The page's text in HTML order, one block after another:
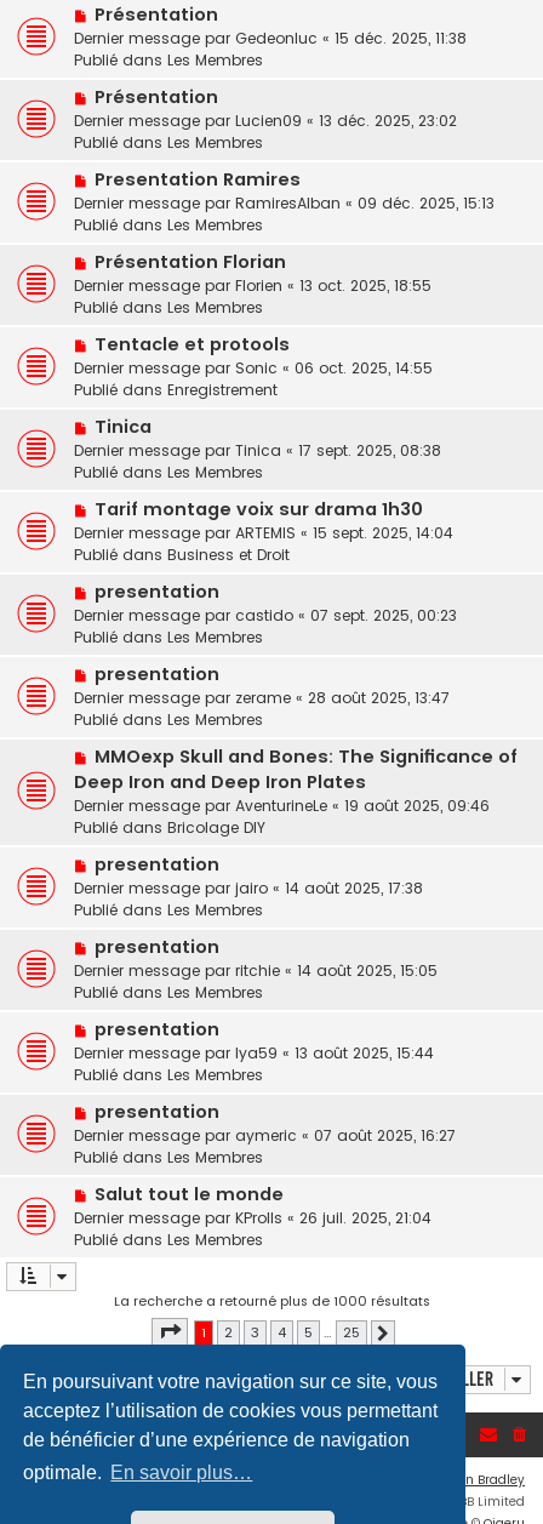
En poursuivant votre navigation sur ce site, vous
acceptez l’utilisation de cookies vous permettant
de bénéficier d’une expérience de navigation
optimale. En savoir plus…
s
s
a
e
e
a
u
e
s
s
a
g
e
N
o
u
e
a
u
e
s
s
a
g
e
Présentation
Dernier message par Gedeonluc « 15 déc. 2025, 11:38
Publié dans Les Membres
N
o
u
e
a
u
e
s
s
a
e
Présentation
Dernier message par Lucien09 « 13 déc. 2025, 23:02
Publié dans Les Membres
N
o
u
e
a
u
s
s
a
e
Presentation Ramires
Dernier message par RamiresAlban « 09 déc. 2025, 15:13
Publié dans Les Membres
N
o
u
e
a
u
s
s
a
e
Présentation Florian
Dernier message par Florien « 13 oct. 2025, 18:55
Publié dans Les Membres
N
o
u
e
a
u
s
s
g
e
Tentacle et protools
Dernier message par Sonic « 06 oct. 2025, 14:55
Publié dans Enregistrement
N
o
u
e
a
u
e
s
s
g
e
Tinica
Dernier message par Tinica « 17 sept. 2025, 08:38
Publié dans Les Membres
N
o
u
e
a
u
e
s
s
a
g
e
Tarif montage voix sur drama 1h30
Dernier message par ARTEMIS « 15 sept. 2025, 14:04
Publié dans Business et Droit
N
o
u
e
a
u
e
s
s
a
e
presentation
Dernier message par castido « 07 sept. 2025, 00:23
Publié dans Les Membres
N
o
u
e
a
u
m
s
s
a
e
presentation
Dernier message par zerame « 28 août 2025, 13:47
Publié dans Les Membres
N
o
u
v
a
u
m
s
s
a
e
MMOexp Skull and Bones: The Significance of
Deep Iron and Deep Iron Plates
Dernier message par AventurineLe « 19 août 2025, 09:46
Publié dans Bricolage DIY
N
o
u
e
a
u
e
s
s
g
e
presentation
Dernier message par jairo « 14 août 2025, 17:38
Publié dans Les Membres
N
o
u
e
a
u
e
s
s
a
g
e
presentation
Dernier message par ritchie « 14 août 2025, 15:05
Publié dans Les Membres
N
o
u
e
a
u
e
s
s
presentation
Dernier message par lya59 « 13 août 2025, 15:44
Publié dans Les Membres
N
o
u
e
a
u
a
e
presentation
Dernier message par aymeric « 07 août 2025, 16:27
Publié dans Les Membres
N
o
u
m
s
s
a
g
e
Salut tout le monde
Dernier message par KProlls « 26 juil. 2025, 21:04
Publié dans Les Membres
La recherche a retourné plus de 1000 résultats
Page
1sur25
1 2 3 4 5 … 25
Aller
Accueil du forum
Ian Bradley
® Forum Software © phpBB Limited